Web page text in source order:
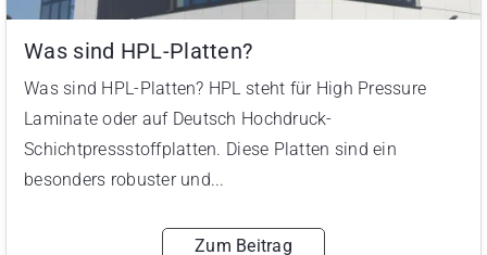
Was sind HPL-Platten?
Was sind HPL-Platten? HPL steht für High Pressure
Laminate oder auf Deutsch Hochdruck-
Schichtpressstoffplatten. Diese Platten sind ein
besonders robuster und...
Zum Beitrag